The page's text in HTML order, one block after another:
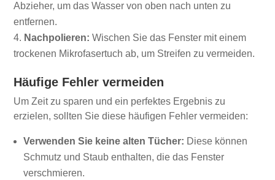
Abzieher, um das Wasser von oben nach unten zu
entfernen.
Nachpolieren: Wischen Sie das Fenster mit einem
trockenen Mikrofasertuch ab, um Streifen zu vermeiden.
Häufige Fehler vermeiden
Um Zeit zu sparen und ein perfektes Ergebnis zu
erzielen, sollten Sie diese häufigen Fehler vermeiden:
Verwenden Sie keine alten Tücher: Diese können
Schmutz und Staub enthalten, die das Fenster
verschmieren.